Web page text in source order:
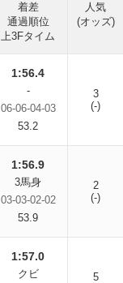
着差
通過順位
上3Fタイム
人気
(オッズ)
1:56.4
-
06-06-04-03
53.2
3
(-)
1:56.9
3馬身
03-03-02-02
53.9
2
(-)
1:57.0
クビ
5